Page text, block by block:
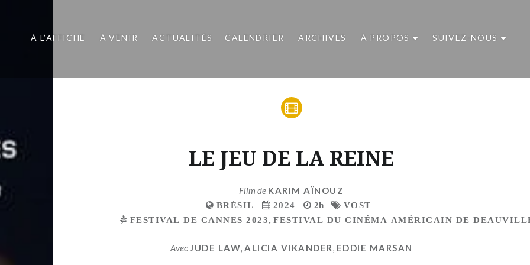
À L’AFFICHE À VENIR ACTUALITÉS CALENDRIER ARCHIVES À PROPOS SUIVEZ-NOUS
LE JEU DE LA REINE
Film de KARIM AÏNOUZ
BRÉSIL 2024 2h
VOST
FESTIVAL DE CANNES 2023, FESTIVAL DU CINÉMA AMÉRICAIN DE
Avec JUDE LAW ALICIA VIKANDER EDDIE MARSAN